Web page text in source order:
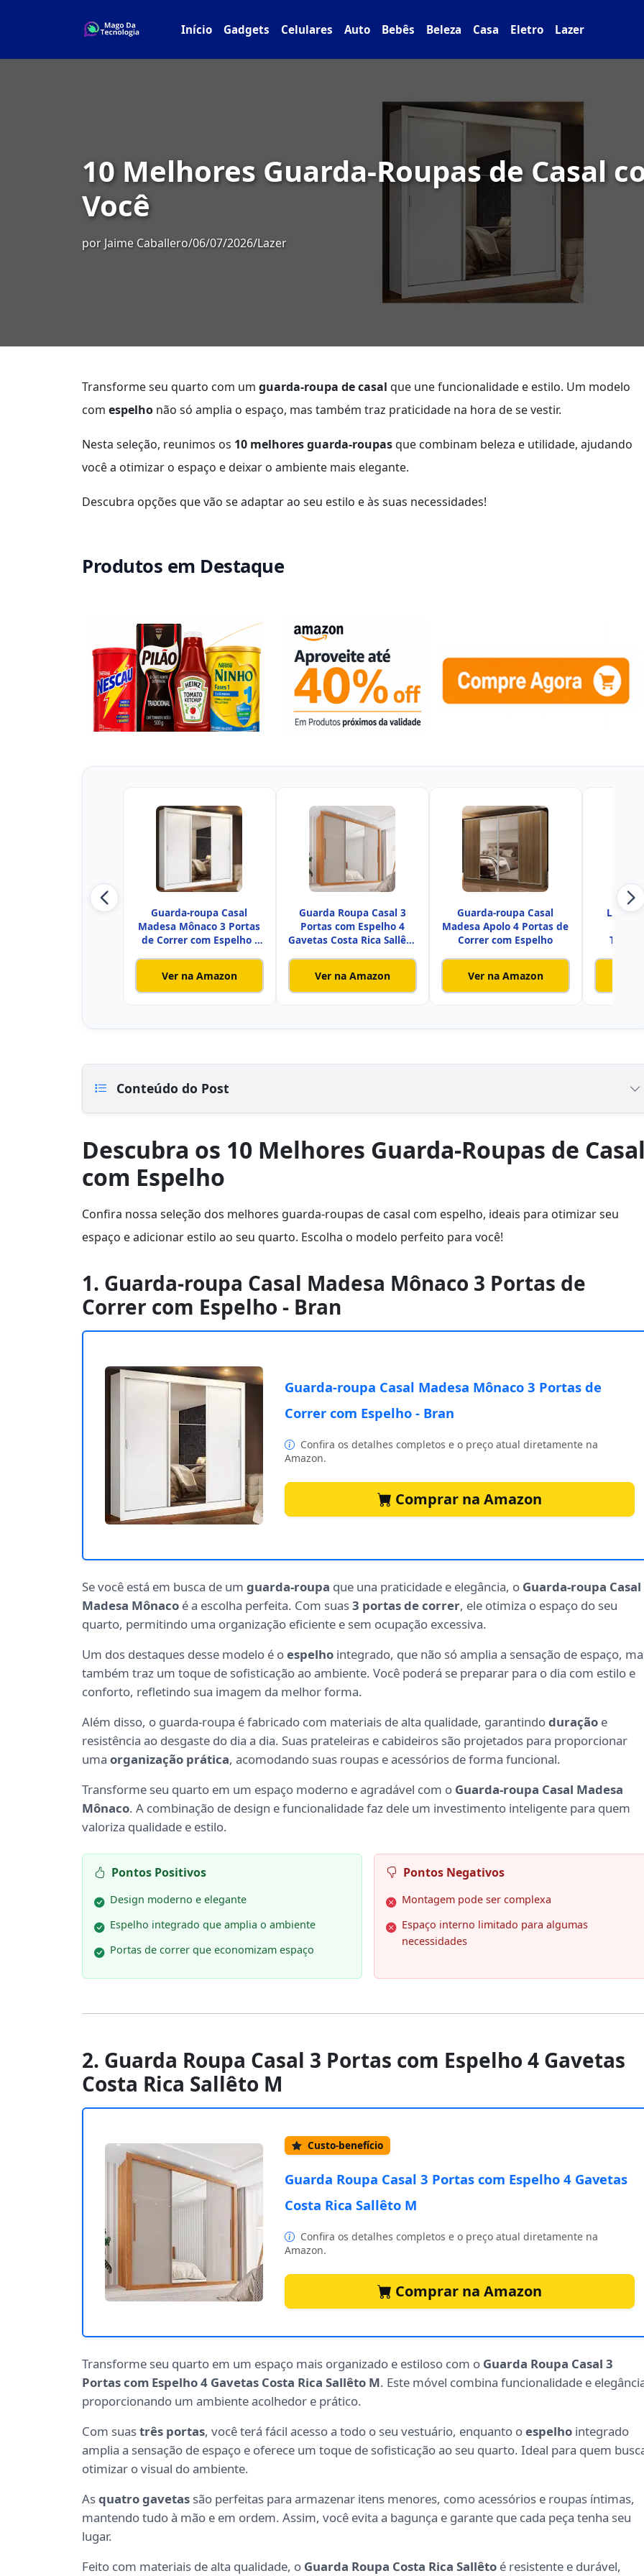
Início Gadgets Celulares Auto Bebês Beleza Casa Eletro Lazer
10 Melhores Guarda-Roupas de Casal
Você
por Jaime Caballero/06/07/2026/Lazer
Transforme seu quarto com um guarda-roupa de casal que une funcionalidade e estilo. Um modelo
com espelho não só amplia o espaço, mas também traz praticidade na hora de se vestir.
Nesta seleção, reunimos os 10 melhores guarda-roupasque combinam beleza e utilidade, ajudando
você a otimizar o espaço e deixar o ambiente mais elegante.
Descubra opções que vão se adaptar ao seu estilo e às suas necessidades!
Produtos em Destaque
Guarda-roupa Casal
Madesa Mônaco 3 Portas
de Correr com Espelho -
Ver na Amazon
Guarda Roupa Casal 3
Portas com Espelho 4
Gavetas Costa Rica Sallêto
Ver na Amazon
Guarda-roupa Casal
Madesa Apolo 4 Portas de
Correr com Espelho
Ver na Amazon
LOPAS
Conteúdo do Post
Descubra os 10 Melhores Guarda-Roupas de
com Espelho
Confira nossa seleção dos melhores guarda-roupas de casal com espelho, ideais para otimizar seu
espaço e adicionar estilo ao seu quarto. Escolha o modelo perfeito para você!
1. Guarda-roupa Casal Madesa Mônaco 3 Portas de
Correr com Espelho - Bran
Guarda-roupa Casal Madesa Mônaco 3 Portas de
Correr com Espelho - Bran
Confira os detalhes completos e o preço atual diretamente na
Amazon.
Comprar na Amazon
Se você está em busca de um guarda-roupa que una praticidade e elegância, o Guarda-roupa Casal
Madesa Mônaco é a escolha perfeita. Com suas3 portas de correr, ele otimiza o espaço do seu
quarto, permitindo uma organização eficiente e sem ocupação excessiva.
Um dos destaques desse modelo é oespelho integrado, que não só amplia a sensação de espaço,
também traz um toque de sofisticação ao ambiente. Você poderá se preparar para o dia com estilo e
conforto, refletindo sua imagem da melhor forma.
Além disso, o guarda-roupa é fabricado com materiais de alta qualidade, garantindoduração e
resistência ao desgaste do dia a dia. Suas prateleiras e cabideiros são projetados para proporcionar
uma organização prática, acomodando suas roupas e acessórios de forma funcional.
Transforme seu quarto em um espaço moderno e agradável com o Guarda-roupa Casal Madesa
Mônaco. A combinação de design e funcionalidade faz dele um investimento inteligente para quem
valoriza qualidade e estilo.
Pontos Positivos
Design moderno e elegante
Espelho integrado que amplia o ambiente
Portas de correr que economizam espaço
Pontos Negativos
Montagem pode ser complexa
Espaço interno limitado para algumas
necessidades
2. Guarda Roupa Casal 3 Portas com Espelho 4 Gavetas
Costa Rica Sallêto M
Custo-benefício
Guarda Roupa Casal 3 Portas com Espelho 4 Gavetas
Costa Rica Sallêto M
Confira os detalhes completos e o preço atual diretamente na
Amazon.
Comprar na Amazon
Transforme seu quarto em um espaço mais organizado e estiloso com o Guarda Roupa Casal 3
Portas com Espelho 4 Gavetas Costa Rica Sallêto M. Este móvel combina funcionalidade e
proporcionando um ambiente acolhedor e prático.
Com suastrês portas, você terá fácil acesso a todo o seu vestuário, enquanto oespelho integrado
amplia a sensação de espaço e oferece um toque de sofisticação ao seu quarto. Ideal para quem
otimizar o visual do ambiente.
Asquatro gavetas são perfeitas para armazenar itens menores, como acessórios e roupas íntimas,
mantendo tudo à mão e em ordem. Assim, você evita a bagunça e garante que cada peça tenha seu
lugar.
Feito com materiais de alta qualidade, o Guarda Roupa Costa Rica Sallêto é resistente e durável,